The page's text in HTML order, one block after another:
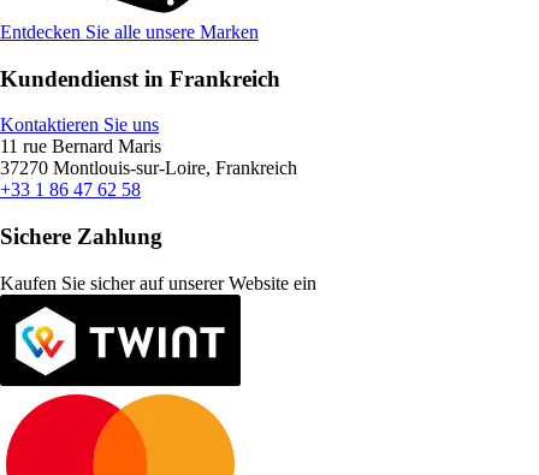
Entdecken Sie alle unsere Marken
Kundendienst in Frankreich
Kontaktieren Sie uns
11 rue Bernard Maris
37270 Montlouis-sur-Loire, Frankreich
+33 1 86 47 62 58
Sichere Zahlung
Kaufen Sie sicher auf unserer Website ein